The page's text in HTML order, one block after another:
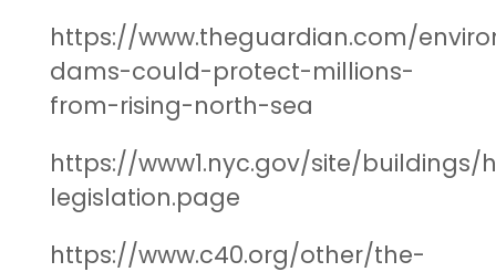
https://www.theguardian.com/
dams-could-protect-millions-
from-rising-north-sea
https://www1.nyc.gov/site/buildings/
legislation.page
https://www.c40.org/other/the-